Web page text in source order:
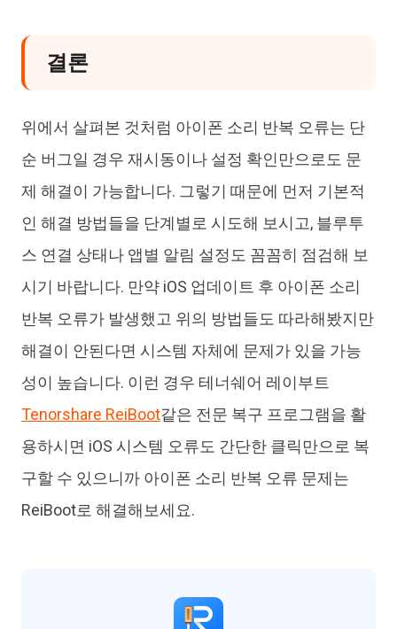
결론
위에서 살펴본 것처럼 아이폰 소리 반복 오류는 단
순 버그일 경우 재시동이나 설정 확인만으로도 문
제 해결이 가능합니다. 그렇기 때문에 먼저 기본적
인 해결 방법들을 단계별로 시도해 보시고, 블루투
스 연결 상태나 앱별 알림 설정도 꼼꼼히 점검해 보
시기 바랍니다. 만약 iOS 업데이트 후 아이폰 소리
반복 오류가 발생했고 위의 방법들도 따라해봤지만
해결이 안된다면 시스템 자체에 문제가 있을 가능
성이 높습니다. 이런 경우 테너쉐어 레이부트
Tenorshare ReiBoot같은 전문 복구 프로그램을 활
용하시면 iOS 시스템 오류도 간단한 클릭만으로 복
구할 수 있으니까 아이폰 소리 반복 오류 문제는
ReiBoot로 해결해보세요.